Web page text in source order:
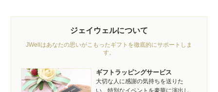
ジェイウェルについて
JWellはあなたの思いがこもったギフトを徹底的にサポートしま
す。
ギフトラッピングサービス
大切な人に感謝の気持ちを送りた